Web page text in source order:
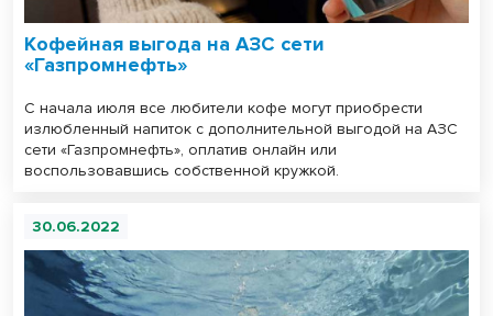
Кофейная выгода на АЗС сети
«Газпромнефть»
С начала июля все любители кофе могут приобрести
излюбленный напиток с дополнительной выгодой на АЗС
сети «Газпромнефть», оплатив онлайн или
воспользовавшись собственной кружкой.
30.06.2022